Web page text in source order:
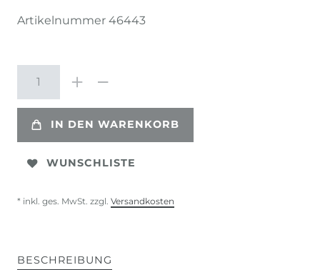
Artikelnummer 46443
IN DEN WARENKORB
WUNSCHLISTE
* inkl. ges. MwSt. zzgl. Versandkosten
BESCHREIBUNG